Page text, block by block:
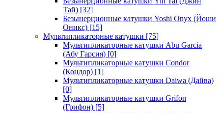
Тай) [32]
Безынерционные катушки Yoshi Onyx (Йоши
Оникс) [15]
Мультипликаторные катушки [75]
Мультипликаторные катушки Abu Garcia
(Абу Гарсия) [0]
Мультипликаторные катушки Condor
(Кондор) [1]
Мультипликаторные катушки Daiwa (Дайва)
[0]
Мультипликаторные катушки Grifon
(Грифон) [5]